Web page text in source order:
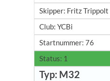
Fritz Trippolt
YCBi
76
1
M32